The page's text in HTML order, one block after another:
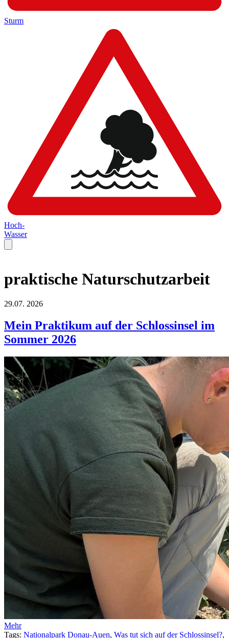
Sturm
Hoch-
Wasser
praktische Naturschutzarbeit
29.07. 2026
Mein Praktikum auf der Schlossinsel im
Sommer 2026
Mehr
Tags: Nationalpark Donau-Auen, Was tut sich auf der Schlossinsel?,